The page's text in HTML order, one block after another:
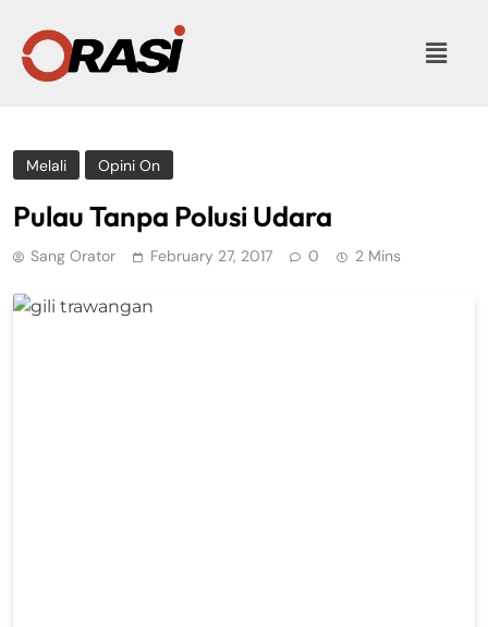
Melali Opini On
Pulau Tanpa Polusi Udara
Sang Orator February 27, 2017 0 2 Mins